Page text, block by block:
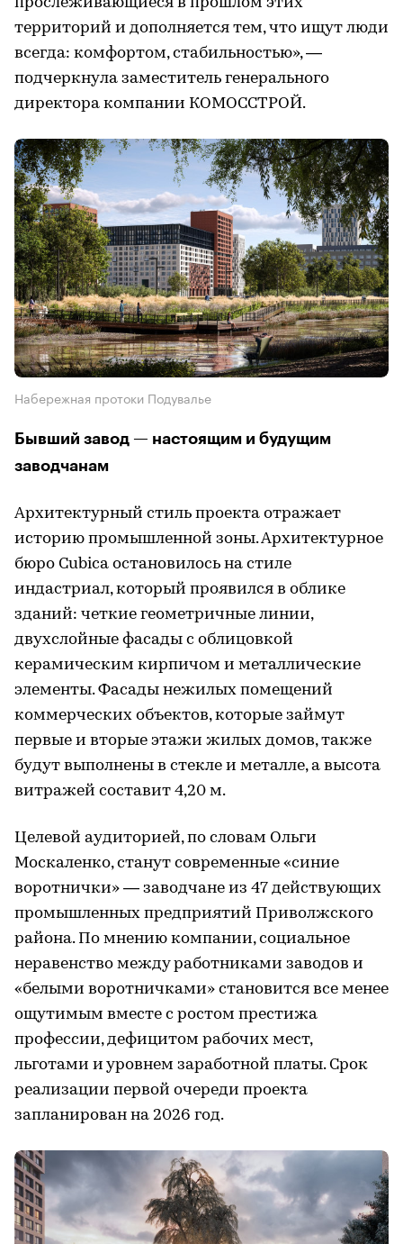
прослеживающиеся в прошлом этих
территорий и дополняется тем, что ищут люди
всегда: комфортом, стабильностью», —
подчеркнула заместитель генерального
директора компании КОМОССТРОЙ.
Набережная протоки Подувалье
Бывший завод — настоящим и будущим
заводчанам
Архитектурный стиль проекта отражает
историю промышленной зоны. Архитектурное
бюро Cubica остановилось на стиле
индастриал, который проявился в облике
зданий: четкие геометричные линии,
двухслойные фасады с облицовкой
керамическим кирпичом и металлические
элементы. Фасады нежилых помещений
коммерческих объектов, которые займут
первые и вторые этажи жилых домов, также
будут выполнены в стекле и металле, а высота
витражей составит 4,20 м.
Целевой аудиторией, по словам Ольги
Москаленко, станут современные «синие
воротнички» — заводчане из 47 действующих
промышленных предприятий Приволжского
района. По мнению компании, социальное
неравенство между работниками заводов и
«белыми воротничками» становится все менее
ощутимым вместе с ростом престижа
профессии, дефицитом рабочих мест,
льготами и уровнем заработной платы. Срок
реализации первой очереди проекта
запланирован на 2026 год.